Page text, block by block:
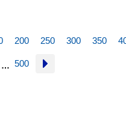
200 250 300 350
… 500